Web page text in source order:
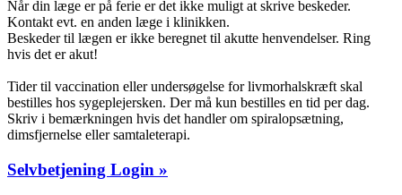
Når din læge er på ferie er det ikke muligt at skrive beskeder.
Kontakt evt. en anden læge i klinikken.
Beskeder til lægen er ikke beregnet til akutte henvendelser. Ring
hvis det er akut!
Tider til vaccination eller undersøgelse for livmorhalskræft skal
bestilles hos sygeplejersken. Der må kun bestilles en tid per dag.
Skriv i bemærkningen hvis det handler om spiralopsætning,
dimsfjernelse eller samtaleterapi.
Selvbetjening Login »​